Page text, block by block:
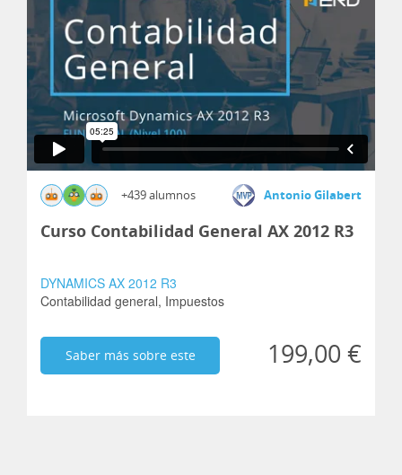
+439 alumnos Antonio Gilabert
Curso Contabilidad General AX 2012 R3
DYNAMICS AX 2012 R3
Contabilidad general, Impuestos
Saber más sobre este 199,00 €